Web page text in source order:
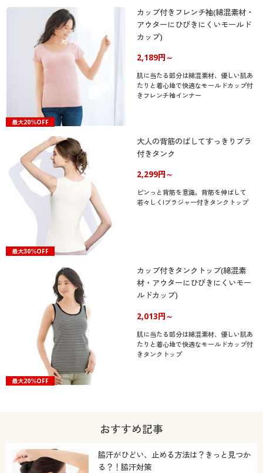
最大20％OFF
カップ付きフレンチ袖(綿混素材・
アウターにひびきにくいモールド
カップ)
2,189円～
肌に当たる部分は綿混素材、優しい肌あ
たりと着心地で快適なモールドカップ付
きフレンチ袖インナー
最大30％OFF
大人の背筋のばしてすっきりブラ
付きタンク
2,299円～
ピンっと背筋を意識。背筋を伸ばして
若々しく!ブラジャー付きタンクトップ
最大20％OFF
カップ付きタンクトップ(綿混素
材・アウターにひびきにくいモー
ルドカップ)
2,013円～
肌に当たる部分は綿混素材、優しい肌あ
たりと着心地で快適なモールドカップ付
きタンクトップ
おすすめ記事
脇汗がひどい、止める方法は？きっと見つか
る？！脇汗対策